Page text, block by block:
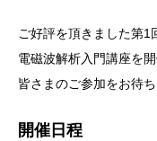
ご好評を頂きました第1
電磁波解析入門講座を開
皆さまのご参加をお待ち
開催日程